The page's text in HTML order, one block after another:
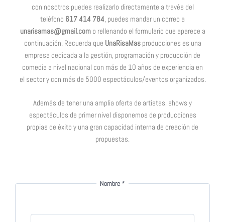
con nosotros puedes realizarlo directamente a través del
teléfono 617 414 784 , puedes mandar un correo a
unarisamas@gmail.como rellenando el formulario que aparece a
continuación. Recuerda que UnaRisaMasproducciones es una
empresa dedicada a la gestión, programación y producción de
comedia a nivel nacional con más de 10 años de experiencia en
el sector y con más de 5000 espectáculos/eventos organizados.
Además de tener una amplia oferta de artistas, shows y
espectáculos de primer nivel disponemos de producciones
propias de éxito y una gran capacidad interna de creación de
propuestas.
Nombre*